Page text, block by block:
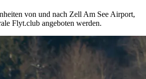
von und nach Zell Am See Airport,
Flyt.club angeboten werden.